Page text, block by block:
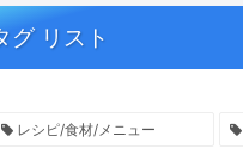
グ リスト
レシピ/食材/メニュー